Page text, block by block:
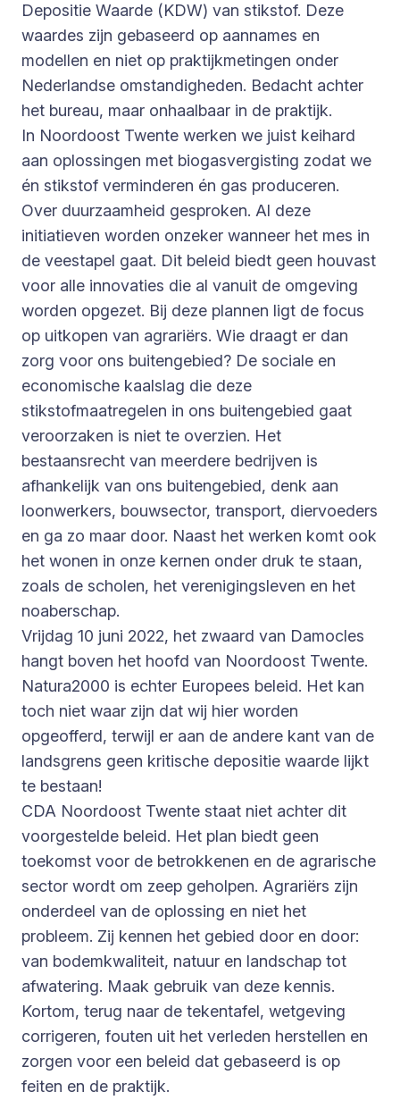
Depositie Waarde (KDW) van stikstof. Deze
waardes zijn gebaseerd op aannames en
modellen en niet op praktijkmetingen onder
Nederlandse omstandigheden. Bedacht achter
het bureau, maar onhaalbaar in de praktijk.
In Noordoost Twente werken we juist keihard
aan oplossingen met biogasvergisting zodat we
én stikstof verminderen én gas produceren.
Over duurzaamheid gesproken. Al deze
initiatieven worden onzeker wanneer het mes in
de veestapel gaat. Dit beleid biedt geen houvast
voor alle innovaties die al vanuit de omgeving
worden opgezet. Bij deze plannen ligt de focus
op uitkopen van agrariërs. Wie draagt er dan
zorg voor ons buitengebied? De sociale en
economische kaalslag die deze
stikstofmaatregelen in ons buitengebied gaat
veroorzaken is niet te overzien. Het
bestaansrecht van meerdere bedrijven is
afhankelijk van ons buitengebied, denk aan
loonwerkers, bouwsector, transport, diervoeders
en ga zo maar door. Naast het werken komt ook
het wonen in onze kernen onder druk te staan,
zoals de scholen, het verenigingsleven en het
noaberschap.
Vrijdag 10 juni 2022, het zwaard van Damocles
hangt boven het hoofd van Noordoost Twente.
Natura2000 is echter Europees beleid. Het kan
toch niet waar zijn dat wij hier worden
opgeofferd, terwijl er aan de andere kant van de
landsgrens geen kritische depositie waarde lijkt
te bestaan!
CDA Noordoost Twente staat niet achter dit
voorgestelde beleid. Het plan biedt geen
toekomst voor de betrokkenen en de agrarische
sector wordt om zeep geholpen. Agrariërs zijn
onderdeel van de oplossing en niet het
probleem. Zij kennen het gebied door en door:
van bodemkwaliteit, natuur en landschap tot
afwatering. Maak gebruik van deze kennis.
Kortom, terug naar de tekentafel, wetgeving
corrigeren, fouten uit het verleden herstellen en
zorgen voor een beleid dat gebaseerd is op
feiten en de praktijk.